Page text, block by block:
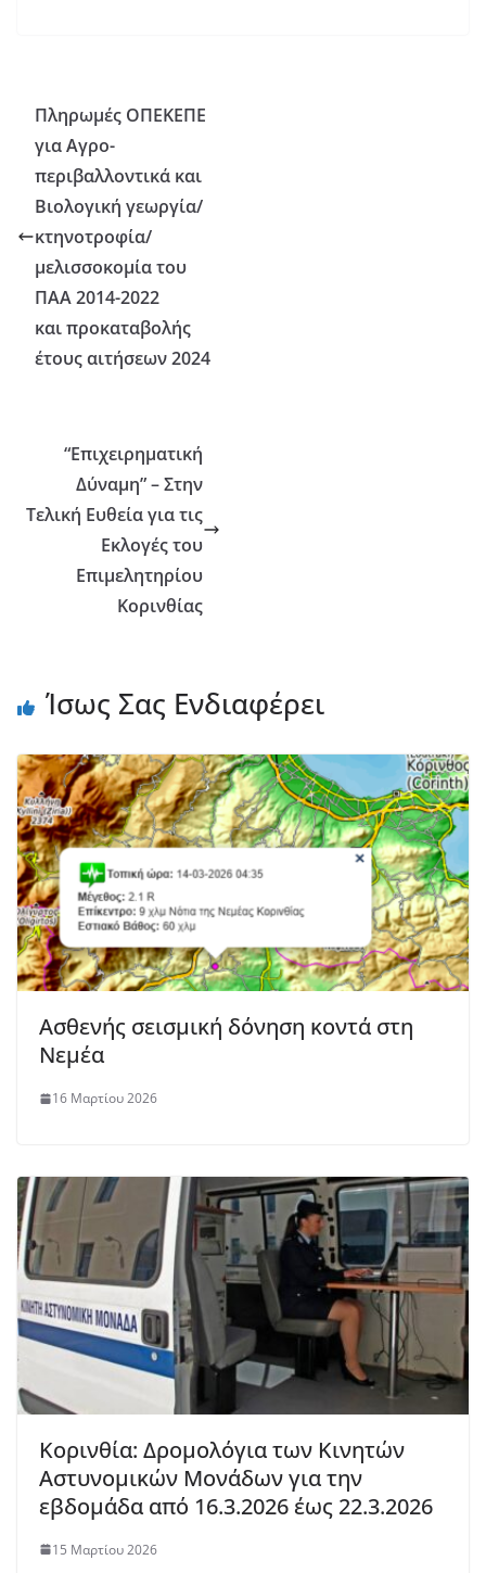
Πληρωμές ΟΠΕΚΕΠΕ
για Αγρο-
περιβαλλοντικά και
Βιολογική γεωργία/
κτηνοτροφία/
μελισσοκομία του
ΠΑΑ 2014-2022
και προκαταβολής
έτους αιτήσεων 2024
“Επιχειρηματική
Δύναμη” – Στην
Τελική Ευθεία για τις
Εκλογές του
Επιμελητηρίου
Κορινθίας
Ίσως Σας Ενδιαφέρει
Ασθενής σεισμική δόνηση κοντά στη
Νεμέα
16 Μαρτίου 2026
Κορινθία: Δρομολόγια των Κινητών
Αστυνομικών Μονάδων για την
εβδομάδα από 16.3.2026 έως 22.3.2026
15 Μαρτίου 2026